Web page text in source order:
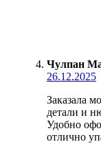
Чулпан
26.12.2025
Заказала
детали и
Удобно
отлично